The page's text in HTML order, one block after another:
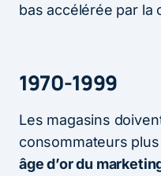
bas accélérée par la
1970-1999
Les magasins
consommateurs
âge d’or du